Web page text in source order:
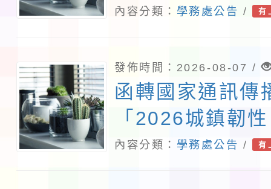
住民語歌謠比賽
內容分類： 學務處公告 / 有
發佈時間：2026-08-07 /
函轉國家通訊傳
「2026城鎮韌
演習－行動網路
內容分類： 學務處公告 / 有